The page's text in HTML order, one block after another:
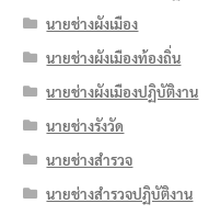
นายช่างผังเมือง
นายช่างผังเมืองท้องถิ่น
นายช่างผังเมืองปฏิบัติงาน
นายช่างรังวัด
นายช่างสำรวจ
นายช่างสำรวจปฏิบัติงาน